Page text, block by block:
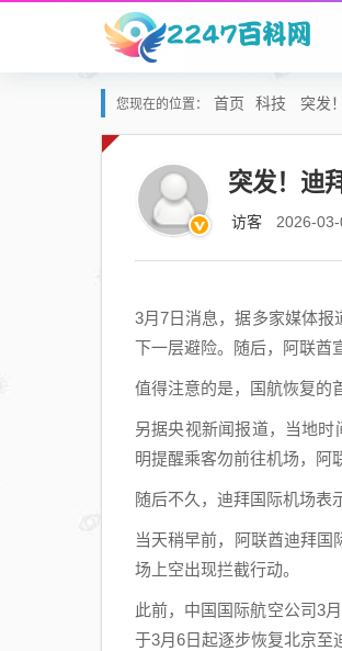
您现在的位置： 首页 科技 突发
突发！迪
访客 2026-
3月7日消息，据多家媒体
下一层避险。随后，阿联酋
值得注意的是，国航恢复的
另据央视新闻报道，当地
明提醒乘客勿前往机场，阿
随后不久，迪拜国际机场表
当天稍早前，阿联酋迪拜
场上空出现拦截行动。
此前，中国国际航空公司3
于3月6日起逐步恢复北京至